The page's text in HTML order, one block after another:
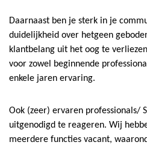
Daarnaast ben je sterk in je
duidelijkheid over hetgeen
klantbelang uit het oog te
voor zowel beginnende
enkele jaren ervaring.
Ook (zeer) ervaren professionals/
uitgenodigd te reageren. Wij
meerdere functies vacant,